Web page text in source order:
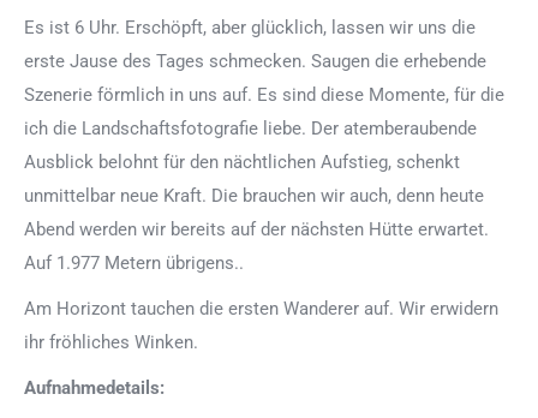
Es ist 6 Uhr. Erschöpft, aber glücklich, lassen wir uns die
erste Jause des Tages schmecken. Saugen die erhebende
Szenerie förmlich in uns auf. Es sind diese Momente, für die
ich die Landschaftsfotografie liebe. Der atemberaubende
Ausblick belohnt für den nächtlichen Aufstieg, schenkt
unmittelbar neue Kraft. Die brauchen wir auch, denn heute
Abend werden wir bereits auf der nächsten Hütte erwartet.
Auf 1.977 Metern übrigens..
Am Horizont tauchen die ersten Wanderer auf. Wir erwidern
ihr fröhliches Winken.
Aufnahmedetails: